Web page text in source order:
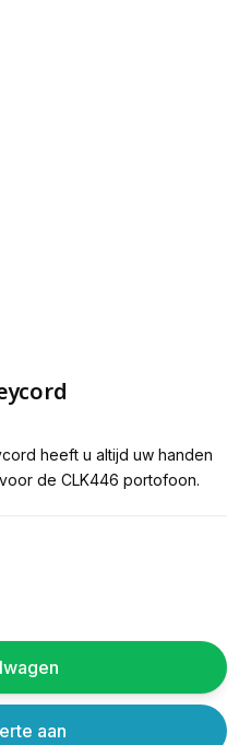
heeft u altijd uw handen
de CLK446 portofoon.
aan